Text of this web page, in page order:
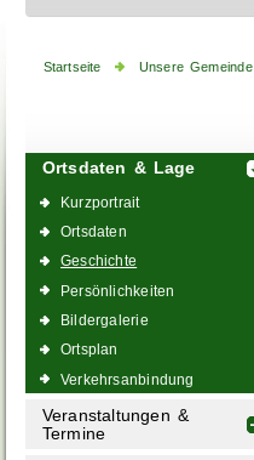
Startseite Unsere Gemeinde
Ortsdaten & Lage
Kurzportrait
Ortsdaten
Geschichte
Persönlichkeiten
Bildergalerie
Ortsplan
Verkehrsanbindung
Veranstaltungen &
Termine